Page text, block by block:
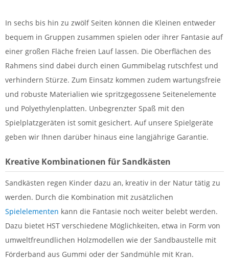
In sechs bis hin zu zwölf Seiten können die Kleinen entweder
bequem in Gruppen zusammen spielen oder ihrer Fantasie auf
einer großen Fläche freien Lauf lassen. Die Oberflächen des
Rahmens sind dabei durch einen Gummibelag rutschfest und
verhindern Stürze. Zum Einsatz kommen zudem wartungsfreie
und robuste Materialien wie spritzgegossene Seitenelemente
und Polyethylenplatten. Unbegrenzter Spaß mit den
Spielplatzgeräten ist somit gesichert. Auf unsere Spielgeräte
geben wir Ihnen darüber hinaus eine langjährige Garantie.
Kreative Kombinationen für Sandkästen
Sandkästen regen Kinder dazu an, kreativ in der Natur tätig zu
werden. Durch die Kombination mit zusätzlichen
Spielelementen kann die Fantasie noch weiter belebt werden.
Dazu bietet HST verschiedene Möglichkeiten, etwa in Form von
umweltfreundlichen Holzmodellen wie der Sandbaustelle mit
Förderband aus Gummi oder der Sandmühle mit Kran.